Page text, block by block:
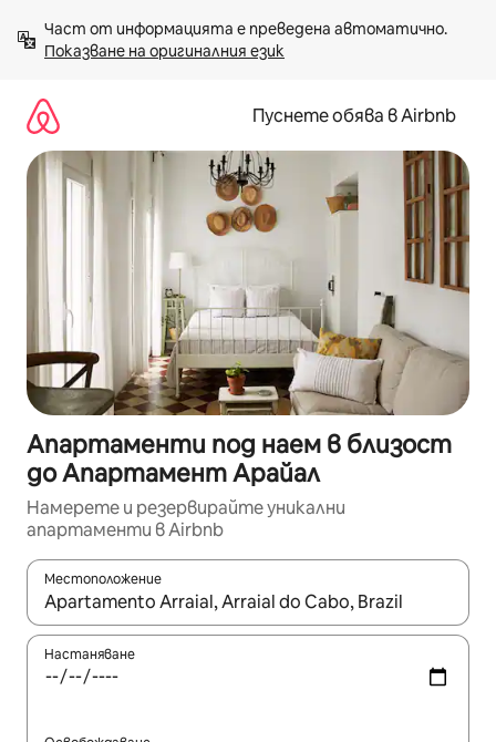
към
съдържанието
Показване на оригиналния език
Пуснете обява в Airbnb
Апартаменти под наем в близост
до Апартамент Арайал
Намерете и резервирайте уникални
апартаменти в Airbnb
Местоположение
Когато резултатите се покажат, използвайте
Настаняване